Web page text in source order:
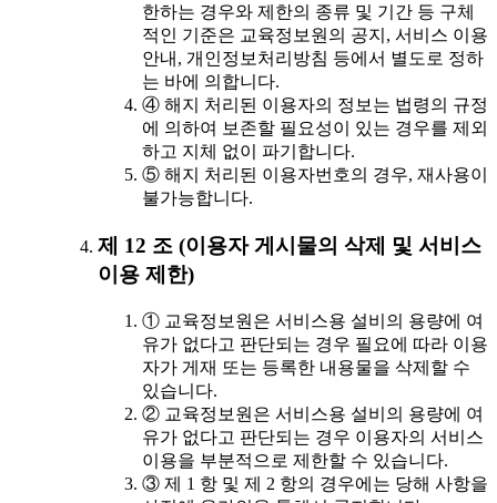
한하는 경우와 제한의 종류 및 기간 등 구체
적인 기준은 교육정보원의 공지, 서비스 이용
안내, 개인정보처리방침 등에서 별도로 정하
는 바에 의합니다.
④ 해지 처리된 이용자의 정보는 법령의 규정
에 의하여 보존할 필요성이 있는 경우를 제외
하고 지체 없이 파기합니다.
⑤ 해지 처리된 이용자번호의 경우, 재사용이
불가능합니다.
제 12 조 (이용자 게시물의 삭제 및 서비스
이용 제한)
① 교육정보원은 서비스용 설비의 용량에 여
유가 없다고 판단되는 경우 필요에 따라 이용
자가 게재 또는 등록한 내용물을 삭제할 수
있습니다.
② 교육정보원은 서비스용 설비의 용량에 여
유가 없다고 판단되는 경우 이용자의 서비스
이용을 부분적으로 제한할 수 있습니다.
③ 제 1 항 및 제 2 항의 경우에는 당해 사항을